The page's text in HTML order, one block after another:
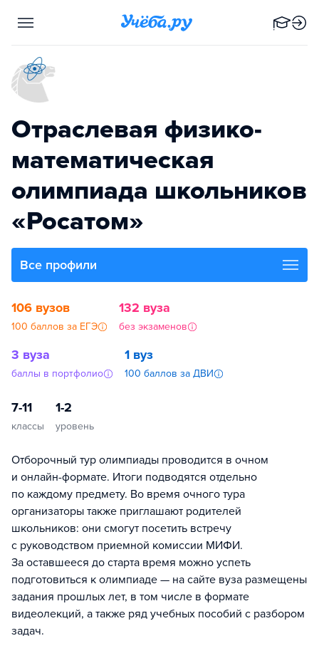
Отраслевая физико-
математическая
олимпиада школьников
«Росатом»
Все профили
106 вузов
100 баллов за ЕГЭ
132 вуза
без экзаменов
3 вуза
баллы в портфолио
1 вуз
100 баллов за ДВИ
7-11
классы
1-2
уровень
Отборочный тур олимпиады проводится в очном
и онлайн-формате. Итоги подводятся отдельно
по каждому предмету. Во время очного тура
организаторы также приглашают родителей
школьников: они смогут посетить встречу
с руководством приемной комиссии МИФИ.
За оставшееся до старта время можно успеть
подготовиться к олимпиаде — на сайте вуза размещены
задания прошлых лет, в том числе в формате
видеолекций, а также ряд учебных пособий с разбором
задач.